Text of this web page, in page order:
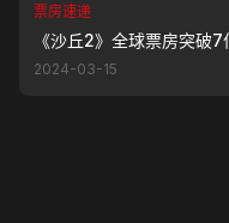
票房速递
《沙丘2》全球票房突破
2024-03-15